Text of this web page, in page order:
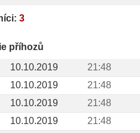
3
příhozů
10.10.2019
21:48
10.10.2019
21:48
10.10.2019 21:48
10.10.2019
21:48